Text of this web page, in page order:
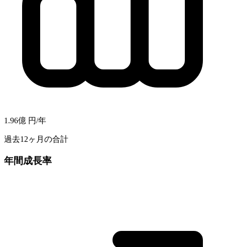
1.96億 円/年
過去12ヶ月の合計
年間成長率